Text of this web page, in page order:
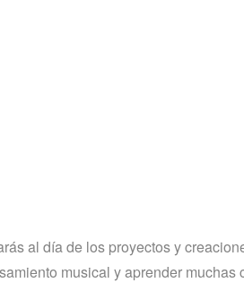
al día de los proyectos y
musical y aprender muchas